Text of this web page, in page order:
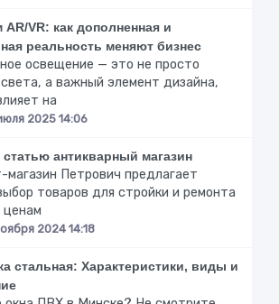
VR: как дополненная и
реальность меняют бизнес
освещение — это не просто
а важный элемент дизайна,
на
2025 14:06
статью антикварный магазин
магазин Петрович предлагает
товаров для стройки и ремонта
ценам
2024 14:18
стальная: Характеристики, виды и